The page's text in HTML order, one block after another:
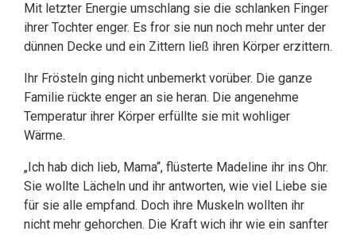
Mit letzter Energie umschlang sie die schlanken Finger
ihrer Tochter enger. Es fror sie nun noch mehr unter der
dünnen Decke und ein Zittern ließ ihren Körper erzittern.
Ihr Frösteln ging nicht unbemerkt vorüber. Die ganze
Familie rückte enger an sie heran. Die angenehme
Temperatur ihrer Körper erfüllte sie mit wohliger
Wärme.
„Ich hab dich lieb, Mama“, flüsterte Madeline ihr ins Ohr.
Sie wollte Lächeln und ihr antworten, wie viel Liebe sie
für sie alle empfand. Doch ihre Muskeln wollten ihr
nicht mehr gehorchen. Die Kraft wich ihr wie ein sanfter